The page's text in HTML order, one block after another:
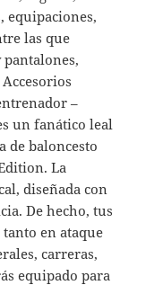
equipaciones,
las que
pantalones,
–
un fanático leal
de baloncesto
La
diseñada con
De hecho, tus
en ataque
carreras,
equipado para